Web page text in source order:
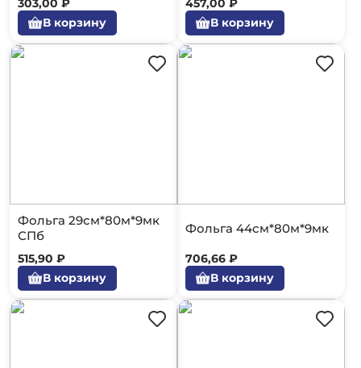
303,00 ₽
В корзину
457,00 ₽
В корзину
Фольга 29см*80м*9мк
СПб
515,90 ₽
В корзину
Фольга 44см*80м*9мк
706,66 ₽
В корзину